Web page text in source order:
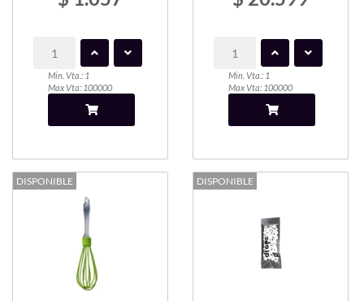
Min. Vta.: 1
Max Vta: 100000
Min. Vta.: 1
Max Vta: 100000
DISPONIBLE DISPONIBLE